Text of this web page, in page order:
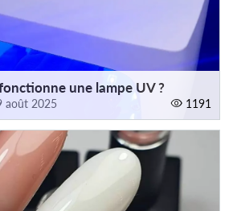
une lampe UV ?
août 2025 1191